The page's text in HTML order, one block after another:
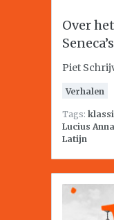
Over
Piet
Verhalen
Tags:
Lucius
Latijn